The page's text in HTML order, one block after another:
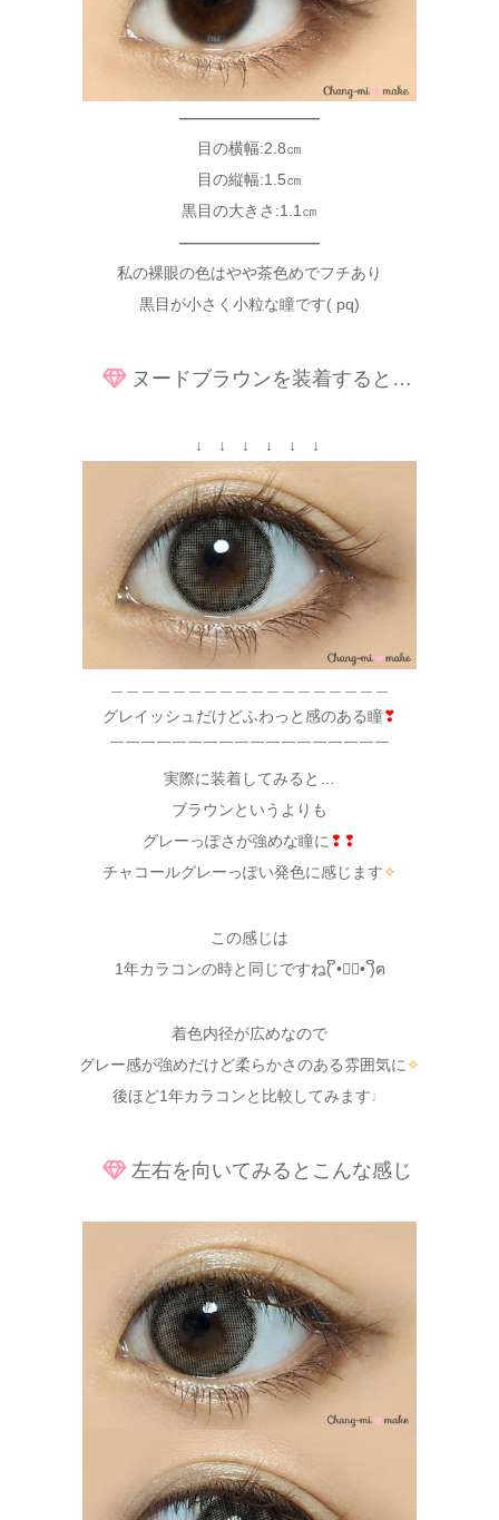
—————————
目の横幅:2.8㎝
目の縦幅:1.5㎝
黒目の大きさ:1.1㎝
—————————
私の裸眼の色はやや茶色めでフチあり
黒目が小さく小粒な瞳です( pq)
ヌードブラウンを装着すると…
↓ ↓ ↓ ↓ ↓ ↓
グレイッシュだけどふわっと感のある瞳❣
￣￣￣￣￣￣￣￣￣￣￣￣￣￣￣￣￣￣
実際に装着してみると…
ブラウンというよりも
グレーっぽさが強めな瞳に❢❢
チャコールグレーっぽい発色に感じます✧
この感じは
1年カラコンの時と同じですね( ິ•ᆺ⃘• )ິฅ
着色内径が広めなので
グレー感が強めだけど柔らかさのある雰囲気に✧
後ほど1年カラコンと比較してみます♩
左右を向いてみるとこんな感じ